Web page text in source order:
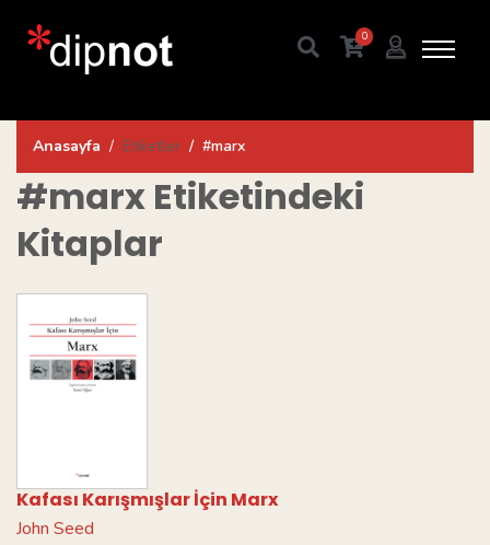
0
Anasayfa Etiketler #marx
#marx Etiketindeki
Kitaplar
Kafası Karışmışlar İçin Marx
John Seed